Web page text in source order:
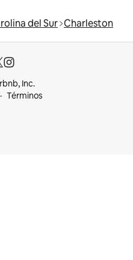
del Sur Charleston
Inc.
Términos